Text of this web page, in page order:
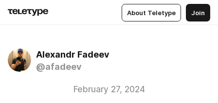
About Teletype Join
Alexandr Fadeev
@afadeev
February 27, 2024